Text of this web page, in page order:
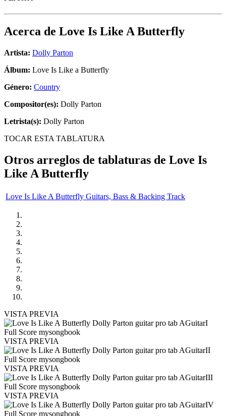
Acerca de Love Is Like A Butterfly
Artista: Dolly Parton
Álbum: Love Is Like a Butterfly
Género: Country
Compositor(es): Dolly Parton
Letrista(s): Dolly Parton
TOCAR ESTA TABLATURA
Otros arreglos de tablaturas de Love Is
Like A Butterfly
Love Is Like A Butterfly Guitars, Bass & Backing Track
VISTA PREVIA
VISTA PREVIA
VISTA PREVIA
VISTA PREVIA